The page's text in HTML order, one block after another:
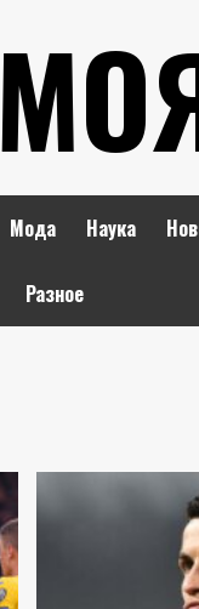
Мода Наука
Разное